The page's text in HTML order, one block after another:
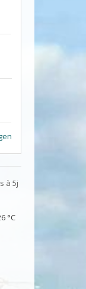
à 5j
°C